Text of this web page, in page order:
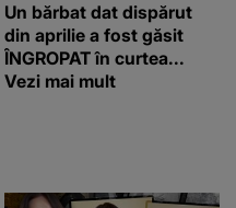
Un bărbat dat dispărut
din aprilie a fost găsit
ÎNGROPAT în curtea...
Vezi mai mult